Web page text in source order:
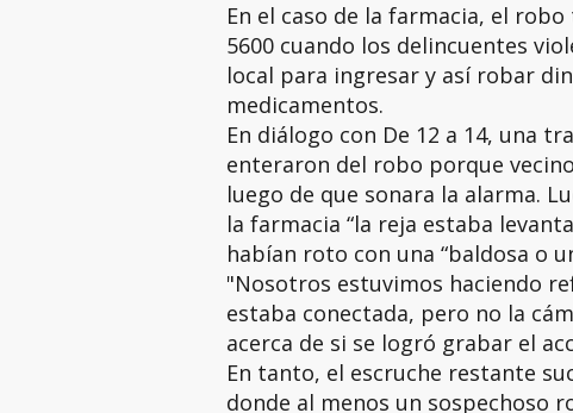
En el caso de la farmacia, el
5600 cuando los delincuentes
local para ingresar y así robar
medicamentos.
En diálogo con De 12 a 14, una
enteraron del robo porque
luego de que sonara la alarma.
la farmacia “la reja estaba
habían roto con una “baldosa o
"Nosotros estuvimos haciendo
estaba conectada, pero no la
acerca de si se logró grabar el
En tanto, el escruche restante
donde al menos un sospechoso